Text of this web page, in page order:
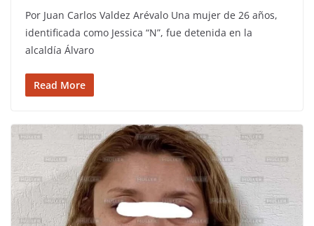
Por Juan Carlos Valdez Arévalo Una mujer de 26 años,
identificada como Jessica “N”, fue detenida en la
alcaldía Álvaro
Read More